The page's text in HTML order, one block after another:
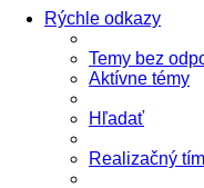
Rýchle odkazy
Temy bez
Aktívne témy
Hľadať
Realizačný tím